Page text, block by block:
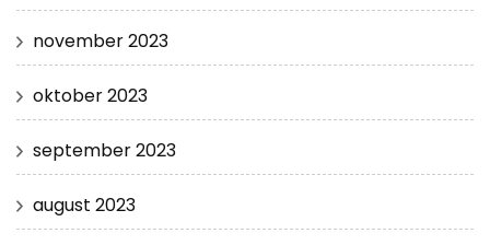
november 2023
oktober 2023
september 2023
august 2023